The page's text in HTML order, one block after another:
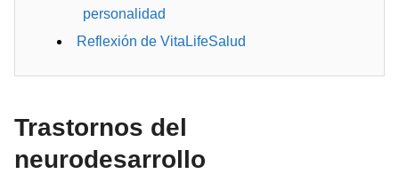
personalidad
Reflexión de VitaLifeSalud
Trastornos del
neurodesarrollo